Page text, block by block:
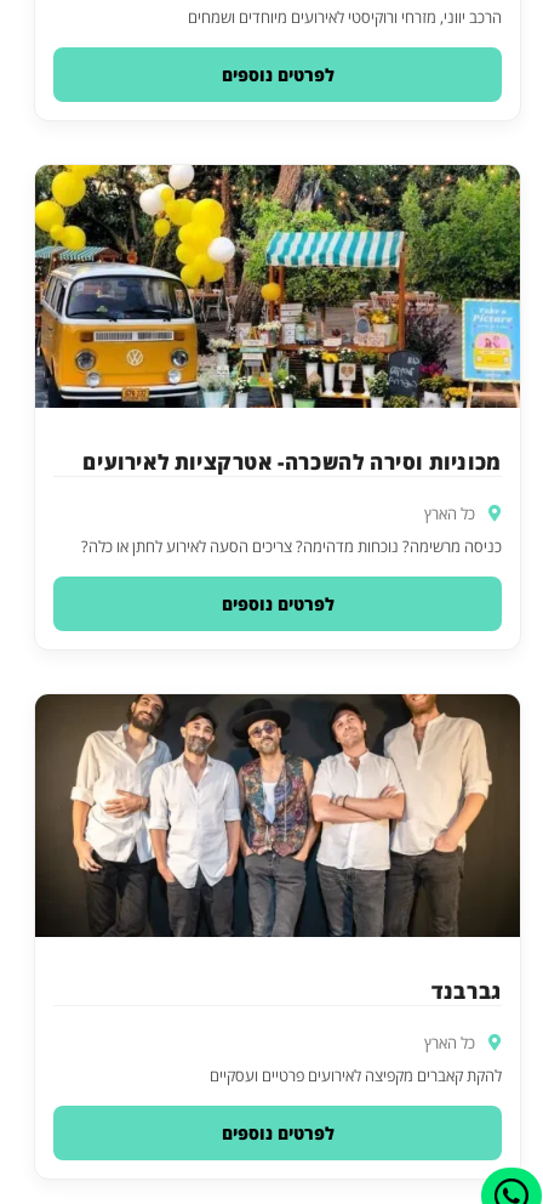
הרכב יווני, מזרחי ורוקיסטי לאירועים מיוחדים ושמחים
לפרטים נוספים
מכוניות וסירה להשכרה- אטרקציות לאירועים
כל הארץ
כניסה מרשימה? נוכחות מדהימה? צריכים הסעה לאירוע לחתן או כלה?
לפרטים נוספים
גברבנד
כל הארץ
להקת קאברים מקפיצה לאירועים פרטיים ועסקיים
לפרטים נוספים